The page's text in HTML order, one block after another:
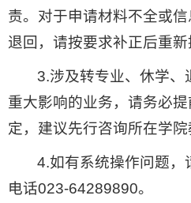
责。对于申请材料不全或
退回，请按要求补正后重新
3.涉及转专业、休学、
重大影响的业务，请务必
定，建议先行咨询所在学院
4.如有系统操作问题，
电话023-64289890。